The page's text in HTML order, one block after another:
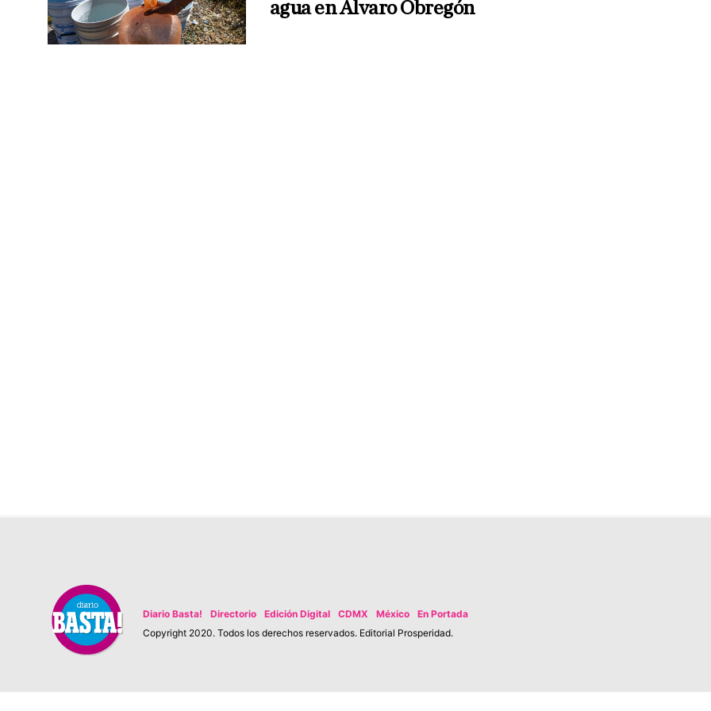
agua en Álvaro Obregón
Diario Basta! Directorio Edición Digital CDMX México
En Portada
Copyright 2020. Todos los derechos reservados. Editorial Prosperidad.